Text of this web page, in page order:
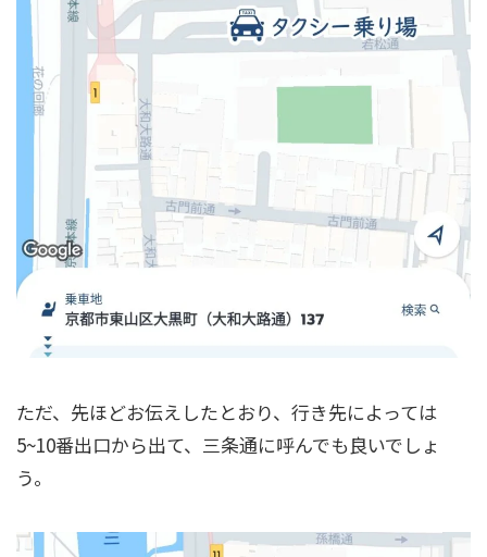
ただ、先ほどお伝えしたとおり、行き先によっては
5~10番出口から出て、三条通に呼んでも良いでしょ
う。